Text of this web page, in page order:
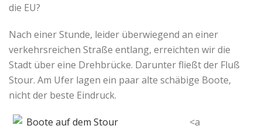
die EU?
Nach einer Stunde, leider überwiegend an einer
verkehrsreichen Straße entlang, erreichten wir die
Stadt über eine Drehbrücke. Darunter fließt der Fluß
Stour. Am Ufer lagen ein paar alte schäbige Boote,
nicht der beste Eindruck.
<a